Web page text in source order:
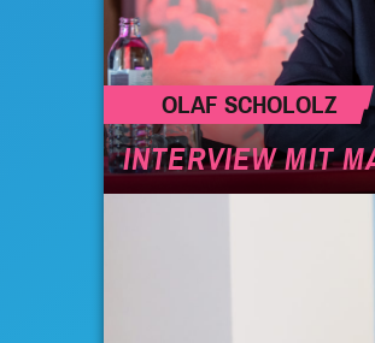
OLAF SCHOLOLZ
INTERVIEW MIT